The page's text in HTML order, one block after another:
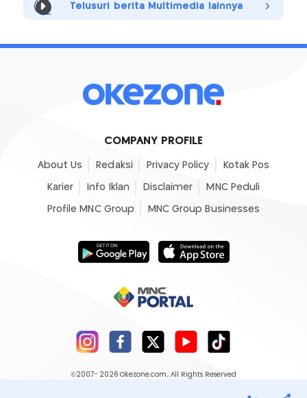
Telusuri berita Multimedia lainnya
COMPANY PROFILE
About Us Redaksi Privacy Policy Kotak Pos
Karier Info Iklan Disclaimer MNC Peduli
Profile MNC Group MNC Group Businesses
©2007- 2026 Okezone.com , All Rights Reserved